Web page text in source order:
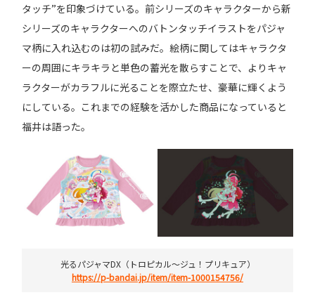
タッチ”を印象づけている。前シリーズのキャラクターから新
シリーズのキャラクターへのバトンタッチイラストをパジャ
マ柄に入れ込むのは初の試みだ。絵柄に関してはキャラクタ
ーの周囲にキラキラと単色の蓄光を散らすことで、よりキャ
ラクターがカラフルに光ることを際立たせ、豪華に輝くよう
にしている。これまでの経験を活かした商品になっていると
福井は語った。
光るパジャマDX（トロピカル～ジュ！プリキュア）
https://p-bandai.jp/item/item-1000154756/